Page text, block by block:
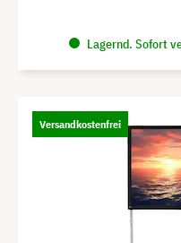
Lagernd. Sofort
Versandkostenfrei